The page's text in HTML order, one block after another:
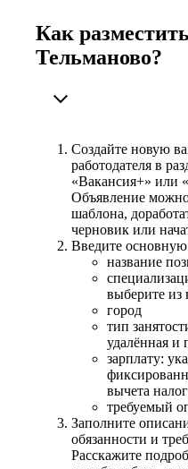
Как
Тельманово?
Создайте новую
работодателя в
«Вакансия+» или
Объявление
шаблона,
черновик или
Введите
название
выберите из
город
тип
удалённая и
зарплату:
вычета
требуемый
Заполните
обязанности и
Расскажите